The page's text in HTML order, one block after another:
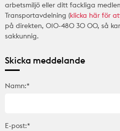
arbetsmiljö eller ditt fackliga
Transportavdelning (klicka här för
på direkten, 010-480 30 00, så
sakkunnig.
Skicka meddelande
Namn:*
E-post:*